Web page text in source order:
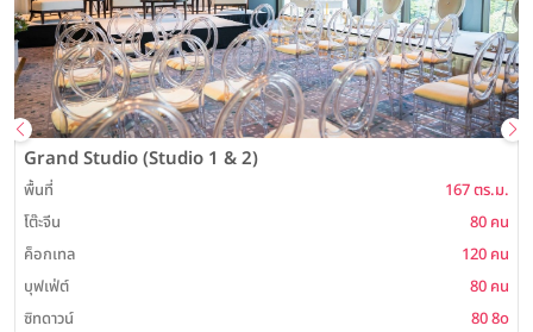
Grand Studio (Studio 1 & 2)
พื้นที่
167 ตร.ม.
โต๊ะจีน
80 คน
ค็อกเทล
120 คน
บุฟเฟ่ต์
80 คน
ซิทดาวน์
80 8o